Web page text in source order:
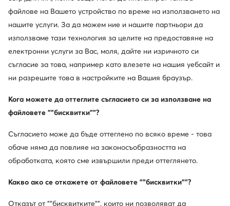
Промоция
New Balance
Сникърси · NB 574 · Черен
Актуална цена
48,99€
Най-ниска цена51,99 €-5%
New Balance
Актуална цена
49,99€
Най-ниска цена52,99 €
файлове на Вашето устройство по време на използването на
нашите услуги. За да можем ние и нашите партньори да
използваме тази технология за целите на предоставяне на
електронни услуги за Вас, моля, дайте ни изричното си
съгласие за това, например като влезете на нашия уебсайт и
ни разрешите това в настройките на Вашия браузър.
Кога можете да оттеглите съгласието си за използване на
файловете ""бисквитки""?
Съгласието може да бъде оттеглено по всяко време - това
обаче няма да повлияе на законосъобразността на
обработката, която сме извършили преди оттеглянето.
Какво ако се откажете от файловете ""бисквитки""?
Отказът от ""бисквитките"", които ни позволяват да